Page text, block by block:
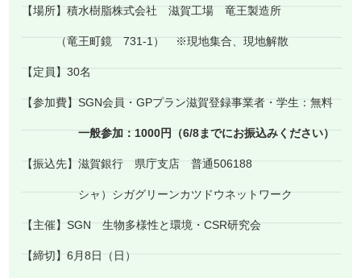
【場所】積水樹脂株式会社 滋賀工場 竜王製造所
（竜王町鏡 731-1） ※現地集合、現地解散
【定員】30名
【参加費】SGN会員・GPプラン滋賀登録事業者・学生：無料
一般参加：1000円（6/8までにお振込みください）
【振込先】滋賀銀行 県庁支店 普通506188
シャ）シガグリーンカツドウネットワーク
【主催】SGN 生物多様性と環境・CSR研究会
【締切】6月8日（日）